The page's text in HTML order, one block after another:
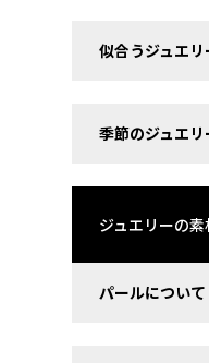
似合うジュエ
季節のジュエリ
ジュエリーの素
パールについて